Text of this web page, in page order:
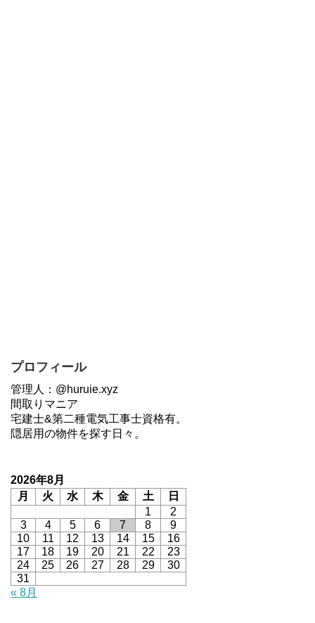
プロフィール
管理人：@huruie.xyz
間取りマニア
宅建士&第二種電気工事士資格有。
隠居用の物件を探す日々。
2026年8月
月
火 水 木 金 土
日
1
2
3
4 5 6 7 8
9
10
11 12 13 14 15
16
17
18 19 20 21 22
23
24
25 26 27 28 29
30
31
« 8月